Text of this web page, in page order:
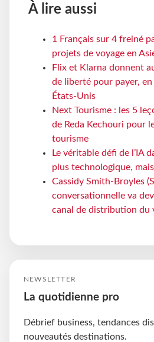
À lire aussi
1 Français sur 4 freiné
projets de voyage en
Flix et Klarna donnent
de liberté pour payer,
États-Unis
Next Tourisme : les 5
de Reda Kechouri pour
tourisme
Le véritable défi de l’IA
plus technologique,
Cassidy Smith-Broyles
conversationnelle va
canal de distribution du
NEWSLETTER
La quotidienne pro
Débrief business, tendances
nouveautés destinations.